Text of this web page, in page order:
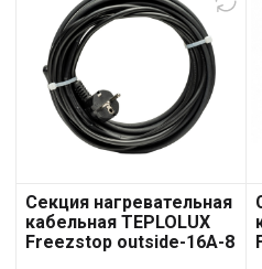
Секция нагревательная
кабельная TEPLOLUX
Freezstop outside-16A-8